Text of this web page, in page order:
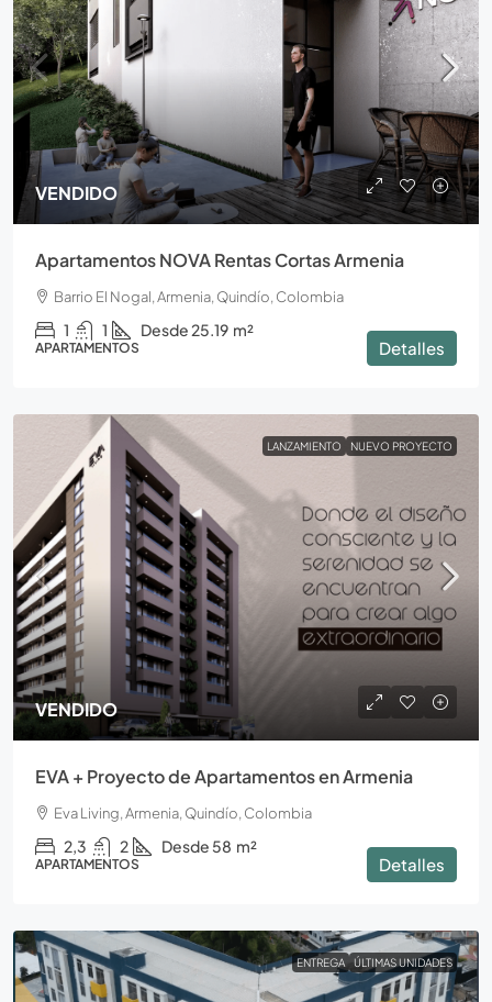
VENDIDO
Apartamentos NOVA Rentas Cortas Armenia
Barrio El Nogal, Armenia, Quindío, Colombia
1 1 Desde 25.19 m²
APARTAMENTOS Detalles
LANZAMIENTO NUEVO PROYECTO
VENDIDO
EVA + Proyecto de Apartamentos en Armenia
Eva Living, Armenia, Quindío, Colombia
2,3 2 Desde 58 m²
APARTAMENTOS Detalles
ENTREGA ÚLTIMAS UNIDADES